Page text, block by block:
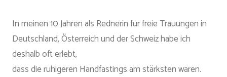
In meinen 10 Jahren als Rednerin für freie Trauungen in
Deutschland, Österreich und der Schweiz habe ich
deshalb oft erlebt,
dass die ruhigeren Handfastings am stärksten waren.